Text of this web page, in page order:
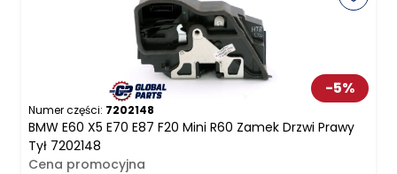
-5%
Numer części: 7202148
BMW E60 X5 E70 E87 F20 Mini R60 Zamek Drzwi Prawy
Tył 7202148
Cena promocyjna